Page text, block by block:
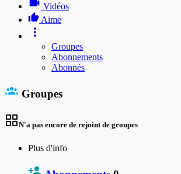
Vidéos
Aime
Groupes
Abonnements
Abonnés
Groupes
N'a pas encore de rejoint de groupes
Plus d'info